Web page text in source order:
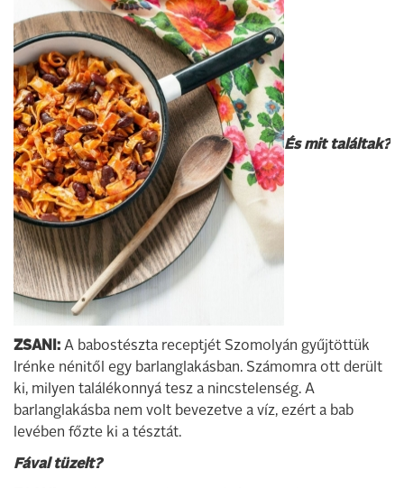
És mit találtak?
ZSANI: A babostészta receptjét Szomolyán gyűjtöttük
Irénke nénitől egy barlanglakásban. Számomra ott derült
ki, milyen találékonnyá tesz a nincstelenség. A
barlanglakásba nem volt bevezetve a víz, ezért a bab
levében főzte ki a tésztát.
Fával tüzelt?